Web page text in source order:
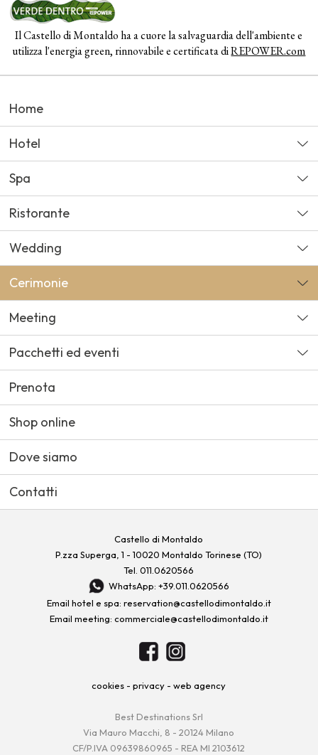
Il Castello di Montaldo ha a cuore la salvaguardia dell'ambiente e
utilizza l'energia green, rinnovabile e certificata diREPOWER.com
Home
Hotel
Spa
Ristorante
Wedding
Cerimonie
Meeting
Pacchetti ed eventi
Prenota
Shop online
Dove siamo
Contatti
Castello di Montaldo
P.zza Superga, 1 - 10020 Montaldo Torinese (TO)
Tel.011.0620566
WhatsApp: +39.011.0620566
Email hotel e spa: reservation@castellodimontaldo.it
Email meeting: commerciale@castellodimontaldo.it
cookies -privacy -web agency
Best Destinations Srl
Via Mauro Macchi, 8 - 20124 Milano
CF/P.IVA 09639860965 - REA MI 2103612